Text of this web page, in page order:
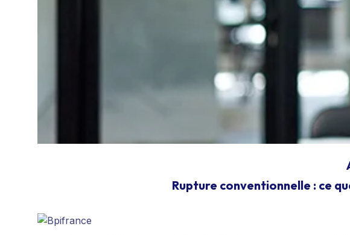
Rupture conventionnelle : ce